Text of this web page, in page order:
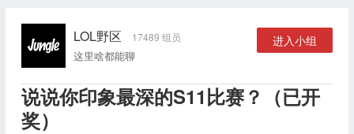
LOL野区 17489 组员
这里啥都能聊
进入小组
说说你印象最深的S11比赛？（已开
奖）